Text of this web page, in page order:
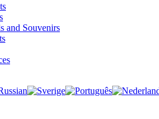
and Souvenirs